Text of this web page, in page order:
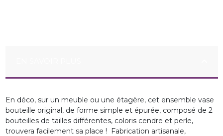
En déco, sur un meuble ou une étagère, cet ensemble vase
bouteille original, de forme simple et épurée, composé de 2
bouteilles de tailles différentes, coloris cendre et perle,
trouvera facilement sa place ! Fabrication artisanale,